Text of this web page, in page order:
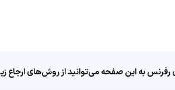
به این صفحه می‌توانید از روش‌های ارجاع